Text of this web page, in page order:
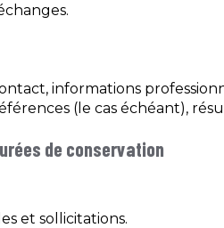
informations
(le cas échéant),
de conservation
et sollicitations.